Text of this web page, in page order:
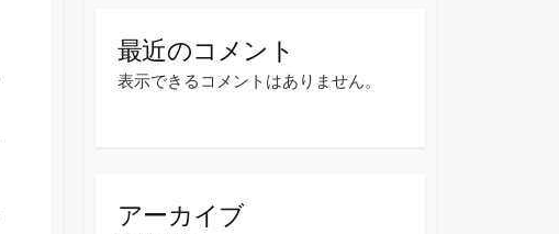
最近のコメント
表示できるコメントはありません。
アーカイブ